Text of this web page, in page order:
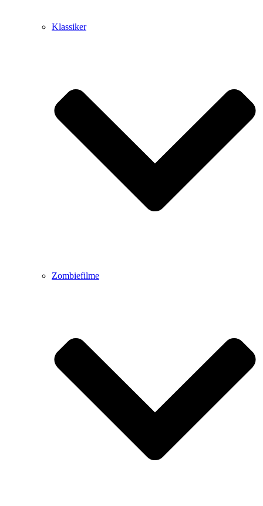
Klassiker
Zombiefilme